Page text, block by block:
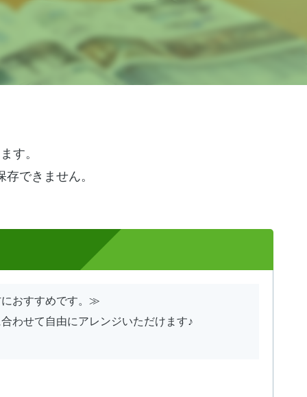
す。
できません。
おすすめです。≫
わせて自由にアレンジいただけます♪